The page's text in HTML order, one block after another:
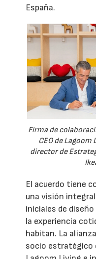
España.
Firma de
CEO de
director de
El acuerdo tiene
una visión
iniciales de
la experiencia
habitan. La
socio estratégico